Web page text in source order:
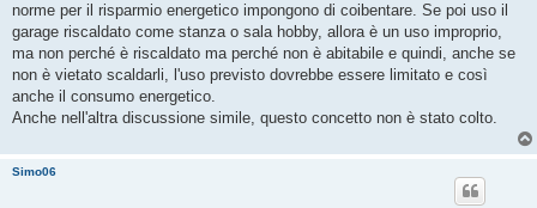
norme per il risparmio energetico impongono di coibentare. Se poi uso il
garage riscaldato come stanza o sala hobby, allora è un uso improprio,
ma non perché è riscaldato ma perché non è abitabile e quindi, anche se
non è vietato scaldarli, l'uso previsto dovrebbe essere limitato e così
anche il consumo energetico.
Anche nell'altra discussione simile, questo concetto non è stato colto.
Simo06